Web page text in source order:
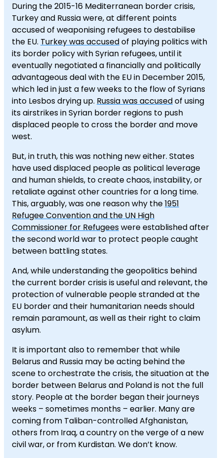
During the 2015-16 Mediterranean border crisis,
Turkey and Russia were, at different points
accused of weaponising refugees to destabilise
the EU. Turkey was accusedof playing politics with
its border policy with Syrian refugees, until it
eventually negotiated a financially and politically
advantageous deal with the EU in December 2015,
which led in just a few weeks to the flow of Syrians
into Lesbos drying up. Russia was accusedof using
its airstrikes in Syrian border regions to push
displaced people to cross the border and move
west.
But, in truth, this was nothing new either. States
have used displaced people as political leverage
and human shields, to create chaos, instability, or
retaliate against other countries for a long time.
This, arguably, was one reason why the1951
Refugee Convention and the UN High
Commissioner for Refugeeswere established after
the second world war to protect people caught
between battling states.
And, while understanding the geopolitics behind
the current border crisis is useful and relevant, the
protection of vulnerable people stranded at the
EU border and their humanitarian needs should
remain paramount, as well as their right to claim
asylum.
It is important also to remember that while
Belarus and Russia may be acting behind the
scene to orchestrate the crisis, the situation at the
border between Belarus and Poland is not the full
story. People at the border began their journeys
weeks – sometimes months – earlier. Many are
coming from Taliban-controlled Afghanistan,
others from Iraq, a country on the verge of a new
civil war, or from Kurdistan. We don’t know.